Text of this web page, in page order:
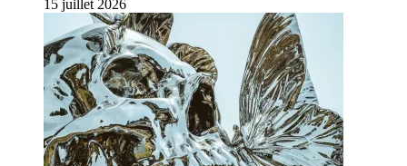
15 juillet 2026